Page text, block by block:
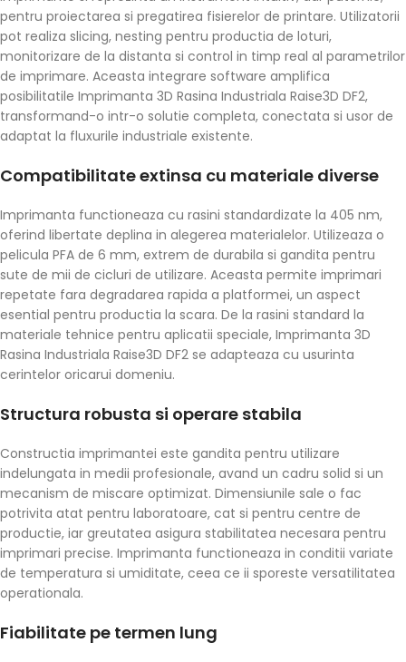
pentru proiectarea si pregatirea fisierelor de printare. Utilizatorii
pot realiza slicing, nesting pentru productia de loturi,
monitorizare de la distanta si control in timp real al parametrilor
de imprimare. Aceasta integrare software amplifica
posibilitatile Imprimanta 3D Rasina Industriala Raise3D DF2,
transformand-o intr-o solutie completa, conectata si usor de
adaptat la fluxurile industriale existente.
Compatibilitate extinsa cu materiale diverse
Imprimanta functioneaza cu rasini standardizate la 405 nm,
oferind libertate deplina in alegerea materialelor. Utilizeaza o
pelicula PFA de 6 mm, extrem de durabila si gandita pentru
sute de mii de cicluri de utilizare. Aceasta permite imprimari
repetate fara degradarea rapida a platformei, un aspect
esential pentru productia la scara. De la rasini standard la
materiale tehnice pentru aplicatii speciale, Imprimanta 3D
Rasina Industriala Raise3D DF2 se adapteaza cu usurinta
cerintelor oricarui domeniu.
Structura robusta si operare stabila
Constructia imprimantei este gandita pentru utilizare
indelungata in medii profesionale, avand un cadru solid si un
mecanism de miscare optimizat. Dimensiunile sale o fac
potrivita atat pentru laboratoare, cat si pentru centre de
productie, iar greutatea asigura stabilitatea necesara pentru
imprimari precise. Imprimanta functioneaza in conditii variate
de temperatura si umiditate, ceea ce ii sporeste versatilitatea
operationala.
Fiabilitate pe termen lung